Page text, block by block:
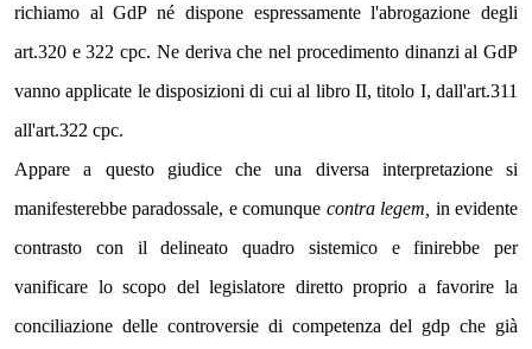
richiamo al GdP né dispone espressamente l'abrogazione degli
art.320 e 322 cpc. Ne deriva che nel procedimento dinanzi al GdP
vanno applicate le disposizioni di cui al libro II, titolo I, dall'art.311
all'art.322 cpc.
Appare a questo giudice che una diversa interpretazione si
manifesterebbe paradossale, e comunque contra legem, in evidente
contrasto con il delineato quadro sistemico e finirebbe per
vanificare lo scopo del legislatore diretto proprio a favorire la
conciliazione delle controversie di competenza del gdp che già